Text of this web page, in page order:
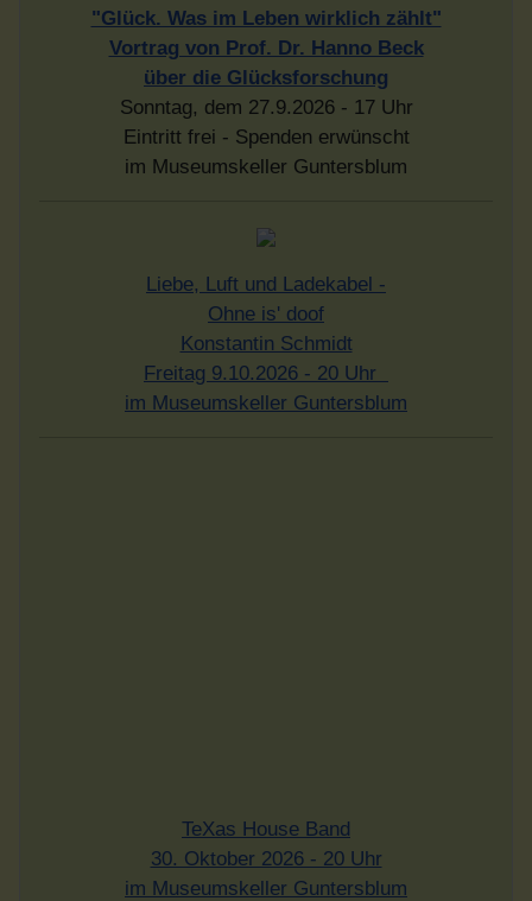
"Glück. Was im Leben wirklich zählt"
Vortrag von Prof. Dr. Hanno Beck
über die Glücksforschung
Sonntag, dem 27.9.2026 - 17 Uhr
Eintritt frei - Spenden erwünscht
im Museumskeller Guntersblum
Liebe, Luft und Ladekabel -
Ohne is' doof
Konstantin Schmidt
Freitag 9.10.2026 - 20 Uhr
im Museumskeller Guntersblum